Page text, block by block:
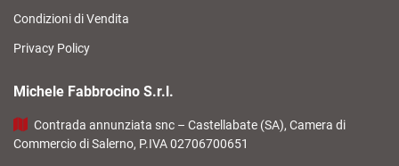
Condizioni di Vendita
Privacy Policy
Michele Fabbrocino S.r.l.
Contrada annunziata snc – Castellabate (SA), Camera di
Commercio di Salerno, P.IVA 02706700651